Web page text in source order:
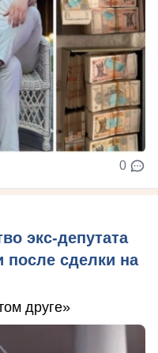
0
экс-депутата
после сделки на
друге»